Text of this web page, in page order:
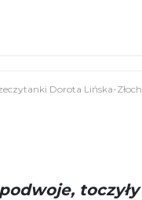
Dorota Lińska-Złoch
toczyły